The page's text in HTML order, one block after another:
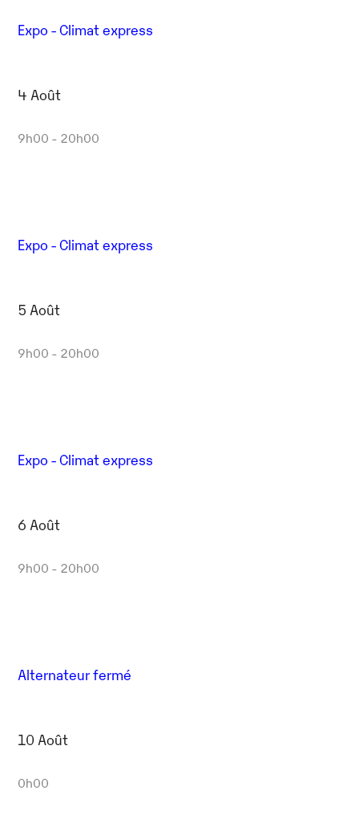
Expo - Climat express
4 Août
9h00 - 20h00
Expo - Climat express
5 Août
9h00 - 20h00
Expo - Climat express
6 Août
9h00 - 20h00
Alternateur fermé
10 Août
0h00